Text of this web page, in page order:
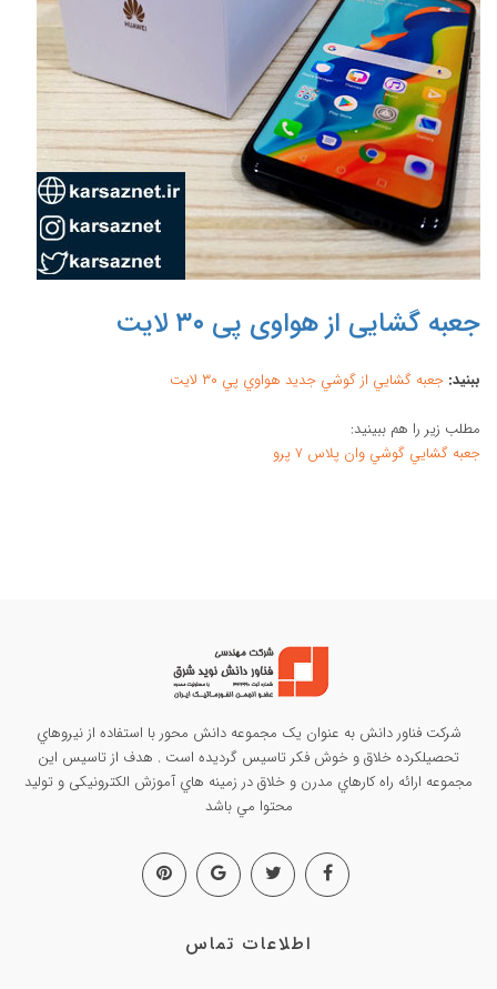
جعبه گشایی از هواوی پی ۳۰ لایت
ببنيد: جعبه گشايي از گوشي جديد هواوي پي ۳۰ لايت
مطلب زير را هم ببينيد:
جعبه گشايي گوشي وان پلاس ۷ پرو
شرکت فناور دانش به عنوان يک مجموعه دانش محور با استفاده از نيروهاي
تحصيلکرده خلاق و خوش فکر تاسيس گرديده است . هدف از تاسيس این
مجموعه ارائه راه کارهاي مدرن و خلاق در زمينه هاي آموزش الکترونیکی و تولید
محتوا مي باشد
اطلاعات تماس